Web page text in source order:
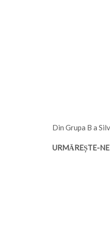
Din Grupa B a
URMĂREȘTE-